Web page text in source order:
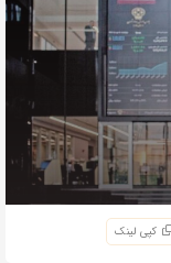
کپی لینک